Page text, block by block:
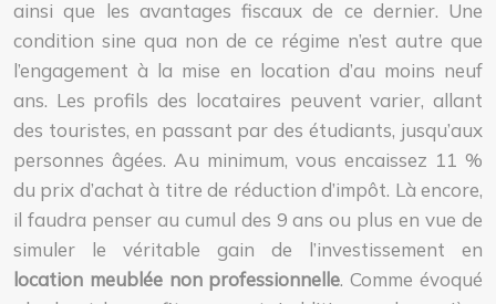
ainsi que les avantages fiscaux de ce dernier. Une
condition sine qua non de ce régime n’est autre que
l’engagement à la mise en location d’au moins neuf
ans. Les profils des locataires peuvent varier, allant
des touristes, en passant par des étudiants, jusqu’aux
personnes âgées. Au minimum, vous encaissez 11 %
du prix d’achat à titre de réduction d’impôt. Là encore,
il faudra penser au cumul des 9 ans ou plus en vue de
simuler le véritable gain de l’investissement en
location meublée non professionnelle. Comme évoqué